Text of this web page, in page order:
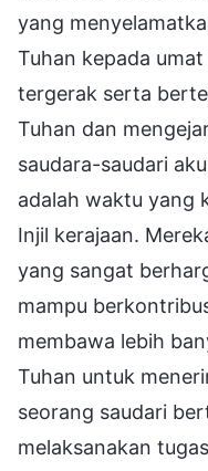
yang
Tuhan kepada
tergerak serta
Tuhan dan
saudara-saudari
adalah waktu yang
Injil kerajaan.
yang sangat
mampu
membawa lebih
Tuhan untuk
seorang saudari
melaksanakan